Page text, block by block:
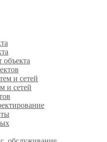
и сетей
и сетей